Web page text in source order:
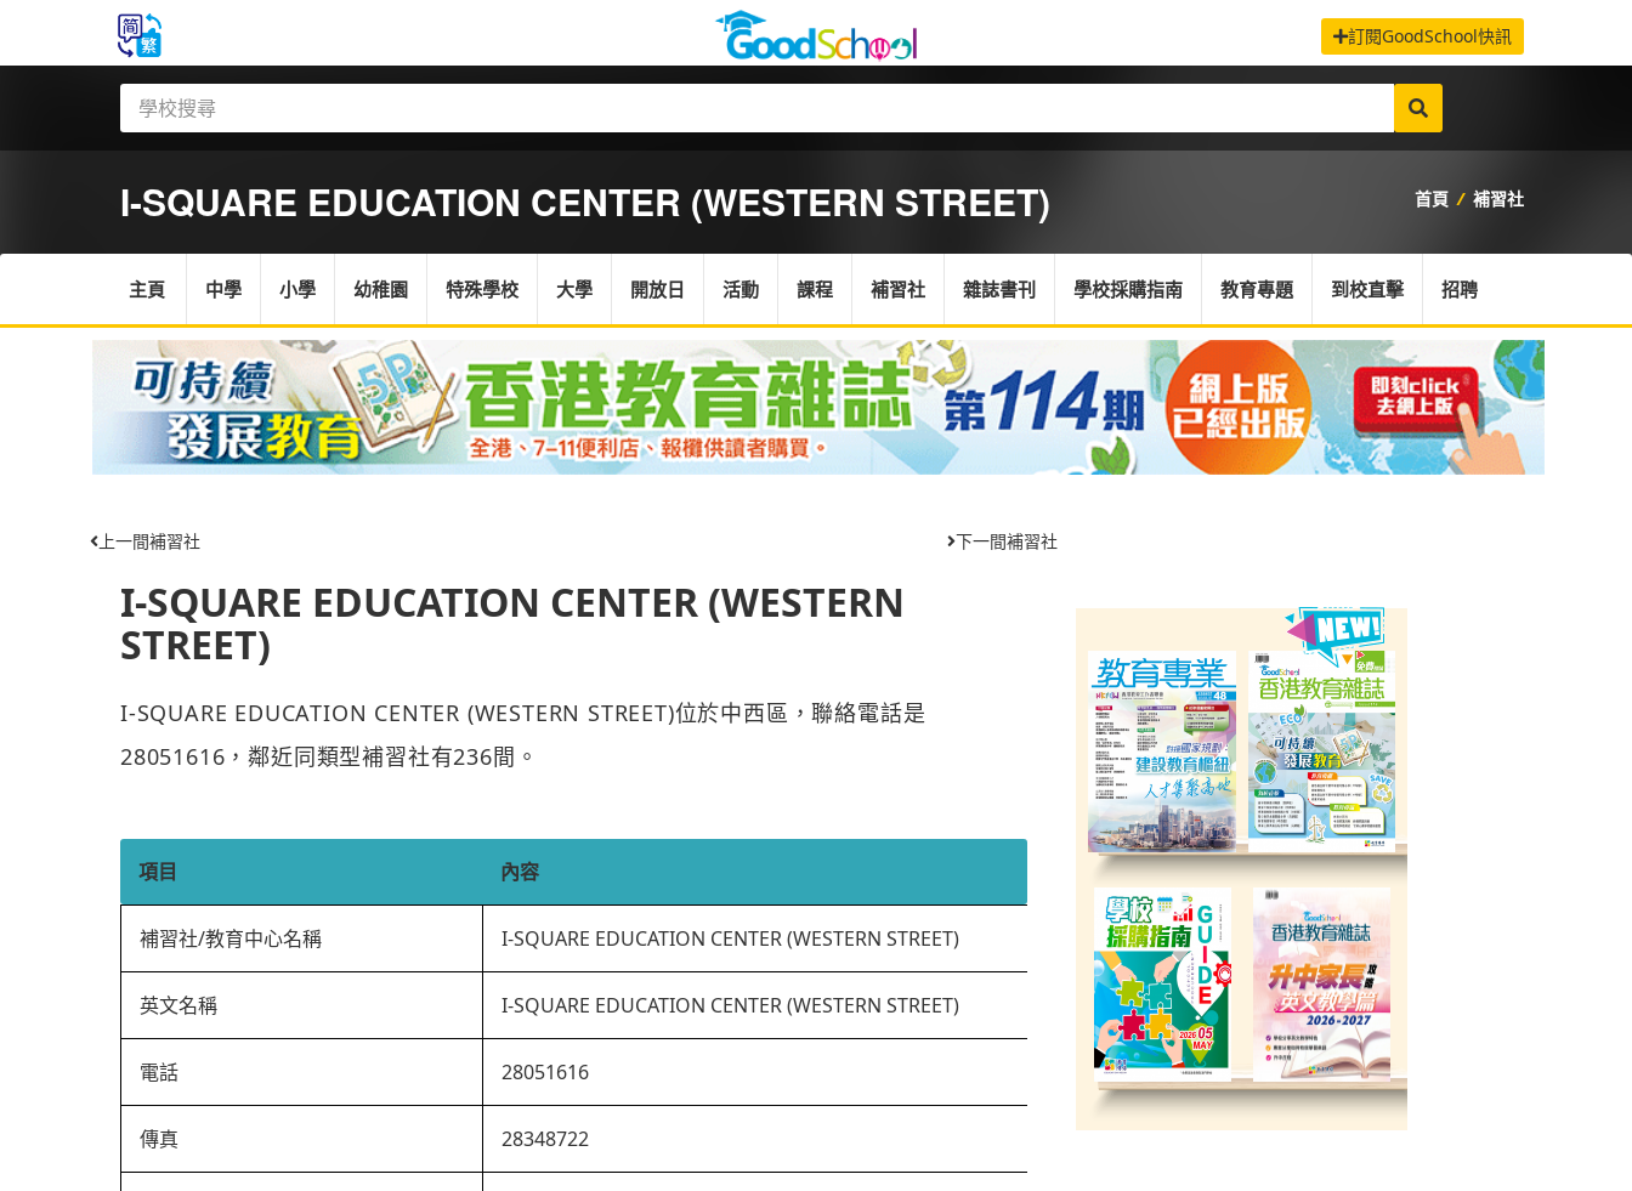
訂閱GoodSchool快訊
I-SQUARE EDUCATION CENTER (WESTERN STREET) 首頁 / 補習社
主頁 中學 小學 幼稚園 特殊學校 大學 開放日 活動 課程 補習社 雜誌書刊 學校採購指南 教育專題 到校直擊 招聘
上一間補習社 下一間補習社
I-SQUARE EDUCATION CENTER (WESTERN
STREET)
I-SQUARE EDUCATION CENTER (WESTERN STREET)位於中西區，聯絡電話是
28051616，鄰近同類型補習社有236間。
項目 內容
補習社/教育中心名稱 I-SQUARE EDUCATION CENTER (WESTERN STREET)
英文名稱 I-SQUARE EDUCATION CENTER (WESTERN STREET)
電話 28051616
傳真 28348722